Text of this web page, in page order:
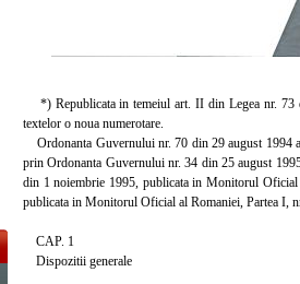
*) Republicata in temeiul art. II din Legea nr. 73
textelor o noua numerotare.
Ordonanta Guvernului nr. 70 din 29 august 1994
prin Ordonanta Guvernului nr. 34 din 25 august
din 1 noiembrie 1995, publicata in Monitorul
publicata in Monitorul Oficial al Romaniei, Partea I,
CAP. 1
Dispozitii generale